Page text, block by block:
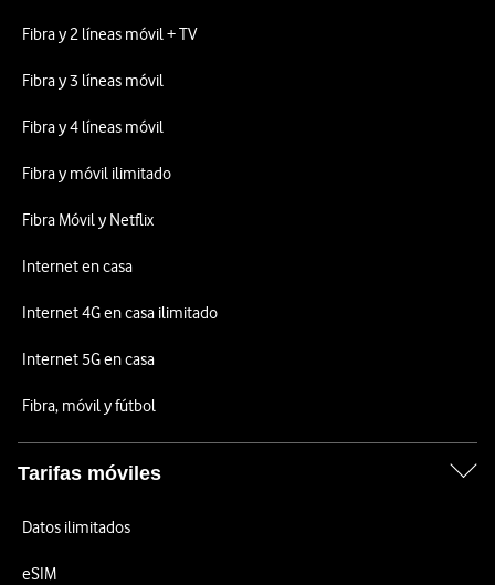
Fibra y 2 líneas móvil + TV
Fibra y 3 líneas móvil
Fibra y 4 líneas móvil
Fibra y móvil ilimitado
Fibra Móvil y Netflix
Internet en casa
Internet 4G en casa ilimitado
Internet 5G en casa
Fibra, móvil y fútbol
Tarifas móviles
Datos ilimitados
eSIM